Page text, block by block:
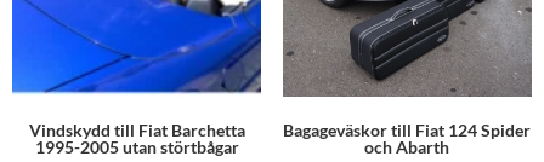
Vindskydd till Fiat Barchetta
1995-2005 utan störtbågar
Bagageväskor till Fiat 124 Spider
och Abarth